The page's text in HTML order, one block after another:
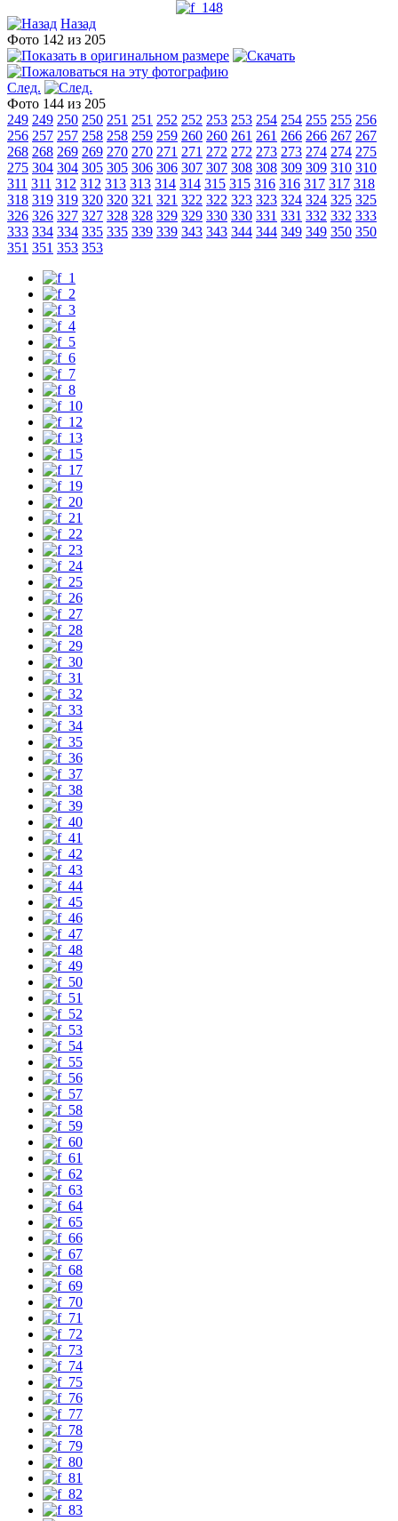
Назад
Фото 142 из 205
След.
Фото 144 из 205
249 249 250 250 251 251 252 252 253 253 254 254 255 255 256
256 257 257 258 258 259 259 260 260 261 261 266 266 267 267
268 268 269 269 270 270 271 271 272 272 273 273 274 274 275
275 304 304 305 305 306 306 307 307 308 308 309 309 310 310
311 311 312 312 313 313 314 314 315 315 316 316 317 317 318
318 319 319 320 320 321 321 322 322 323 323 324 324 325 325
326 326 327 327 328 328 329 329 330 330 331 331 332 332 333
333 334 334 335 335 339 339 343 343 344 344 349 349 350 350
351 351 353 353